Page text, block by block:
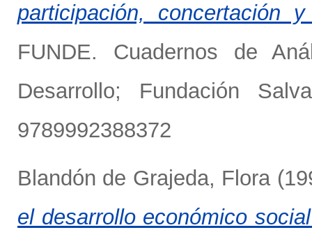
participación, concertación
FUNDE. Cuadernos de
Desarrollo; Fundación
9789992388372
Blandón de Grajeda, Flora
el desarrollo económico